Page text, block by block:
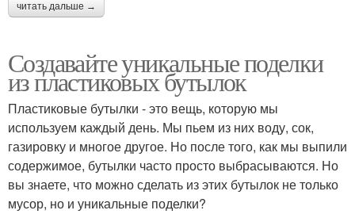
читать дальше →
Создавайте уникальные поделки
из пластиковых бутылок
Пластиковые бутылки - это вещь, которую мы
используем каждый день. Мы пьем из них воду, сок,
газировку и многое другое. Но после того, как мы выпили
содержимое, бутылки часто просто выбрасываются. Но
вы знаете, что можно сделать из этих бутылок не только
мусор, но и уникальные поделки?